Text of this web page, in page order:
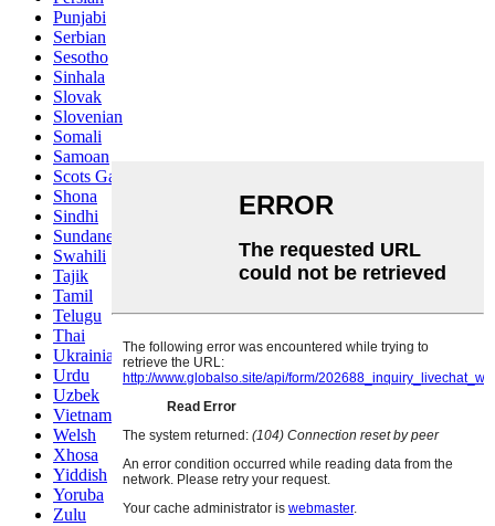
Punjabi
Serbian
Sesotho
Sinhala
Slovak
Slovenian
Somali
Samoan
Scots Gaelic
Shona
Sindhi
Sundanese
Swahili
Tajik
Tamil
Telugu
Thai
Ukrainian
Urdu
Uzbek
Vietnamese
Welsh
Xhosa
Yiddish
Yoruba
Zulu